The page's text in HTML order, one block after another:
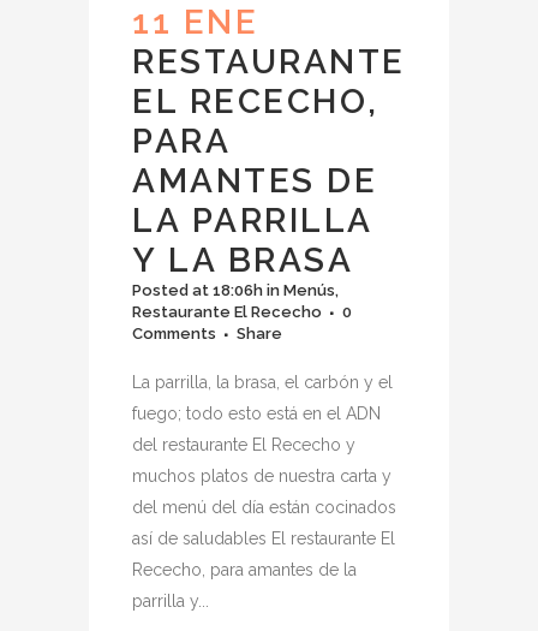
11 ENE
RESTAURANTE
EL RECECHO,
PARA
AMANTES DE
LA PARRILLA
Y LA BRASA
Posted at 18:06h in Menús,
Restaurante El Rececho
0
Comments
Share
La parrilla, la brasa, el carbón y el
fuego; todo esto está en el ADN
del restaurante El Rececho y
muchos platos de nuestra carta y
del menú del día están cocinados
así de saludables El restaurante El
Rececho, para amantes de la
parrilla y...